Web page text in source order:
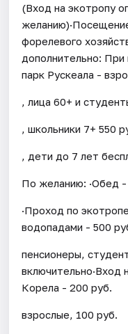
(Вход на экотропу
форелевого
дополнительно: При
парк Рускеала -
, лица 60+ и
, школьники 7+ 550
, дети до 7 лет
По желанию: ·Обед -
·Проход по
водопадами - 500
пенсионеры,
включительно·Вход
Корела - 200 руб.
взрослые, 100 руб.